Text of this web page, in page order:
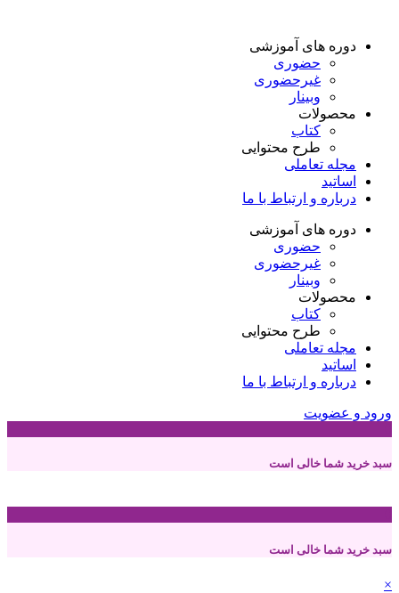
دوره های آموزشی
حضوری
غیرحضوری
وبینار
محصولات
کتاب
طرح محتوایی
مجله تعاملی
اساتید
درباره و ارتباط با ما
دوره های آموزشی
حضوری
غیرحضوری
وبینار
محصولات
کتاب
طرح محتوایی
مجله تعاملی
اساتید
درباره و ارتباط با ما
ورود و عضویت
سبد خرید شما خالی است
سبد خرید شما خالی است
×